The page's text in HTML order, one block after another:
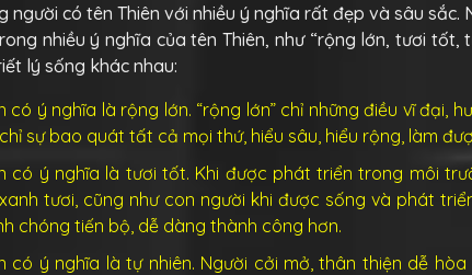
người có tên Thiên với nhiều ý nghĩa rất đẹp và sâu sắc.
nhiều ý nghĩa của tên Thiên, như “rộng lớn, tươi tốt,
lý sống khác nhau:
có ý nghĩa là rộng lớn. “rộng lớn” chỉ những điều vĩ đại,
sự bao quát tất cả mọi thứ, hiểu sâu, hiểu rộng, làm
có ý nghĩa là tươi tốt. Khi được phát triển trong môi
tươi, cũng như con người khi được sống và phát
chóng tiến bộ, dễ dàng thành công hơn.
có ý nghĩa là tự nhiên. Người cởi mở, thân thiện dễ